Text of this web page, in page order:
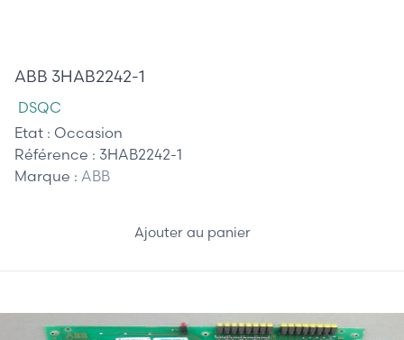
ABB 3HAB2242-1
DSQC
Etat : Occasion
Référence : 3HAB2242-1
Marque : ABB
Ajouter au panier